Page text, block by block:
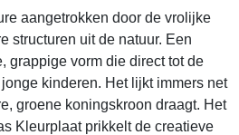
aangetrokken door de vrolijke
structuren uit de natuur. Een
grappige vorm die direct tot de
kinderen. Het lijkt immers net
groene koningskroon draagt. Het
Kleurplaat prikkelt de creatieve